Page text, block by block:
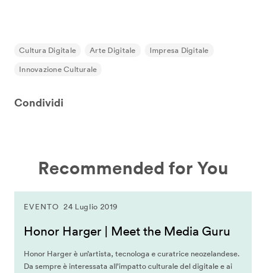
Cultura Digitale Arte Digitale
Impresa Digitale
Innovazione Culturale
Condividi
Recommended for You
EVENTO 24 Luglio 2019
Honor Harger | Meet the Media Guru
Honor Harger è un’artista, tecnologa e curatrice neozelandese.
Da sempre è interessata all’impatto culturale del digitale e ai